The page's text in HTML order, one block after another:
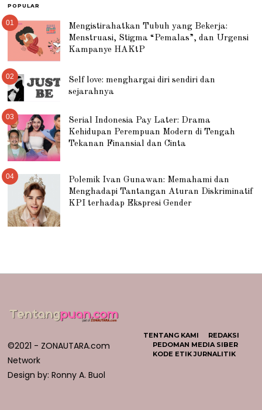
POPULAR
01
Mengistirahatkan Tubuh yang Bekerja:
Menstruasi, Stigma “Pemalas”, dan Urgensi
Kampanye HAKtP
02
Self love: menghargai diri sendiri dan
sejarahnya
03
Serial Indonesia Pay Later: Drama
Kehidupan Perempuan Modern di Tengah
Tekanan Finansial dan Cinta
04
Polemik Ivan Gunawan: Memahami dan
Menghadapi Tantangan Aturan Diskriminatif
KPI terhadap Ekspresi Gender
©2021 - ZONAUTARA.com
Network
Design by: Ronny A. Buol
TENTANG KAMI
REDAKSI
PEDOMAN MEDIA SIBER
KODE ETIK JURNALITIK